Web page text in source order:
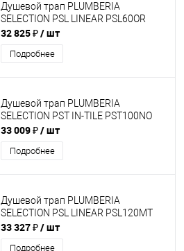
Душевой трап PLUMBERIA
SELECTION PSL LINEAR PSL60OR
32 825 ₽/ шт
Подробнее
Душевой трап PLUMBERIA
SELECTION PST IN-TILE PST100NO
33 009 ₽/ шт
Подробнее
Душевой трап PLUMBERIA
SELECTION PSL LINEAR PSL120MT
33 327 ₽/ шт
Подробнее